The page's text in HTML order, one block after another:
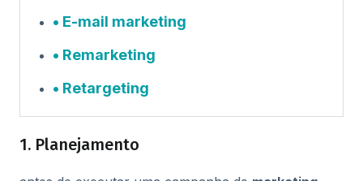
E-mail marketing
Remarketing
Retargeting
1. Planejamento